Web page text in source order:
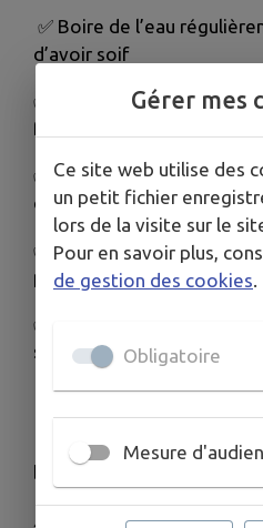
✅ Boire de l’eau
d’avoir soif
✅
Maintenir son
fenêtres en journée)
✅
Éviter les efforts
chaudes
✅
Donner et prendre des
proches
✅
seul dans une voiture
Vous serez également
Soyez prudents face
Gérer mes
Ce site web utilise des
un petit fichier
lors de la visite sur le
Pour en savoir plus,
de gestion des cookies
Obligatoire
Mesure